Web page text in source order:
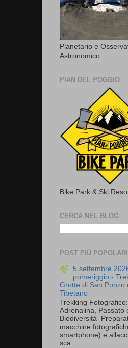
Planetario e
Astronomico
PIAN DEL POGGIO
Bike Park & Ski
CERCA NEL BLOG
POST PIÙ POPOLARI
5 settembre
pomeriggio -
Grotte di San Ponzo
Tibetano
Trekking
Adrenalina, Passato
Biodiversità
macchine
smartphone) e
sca...